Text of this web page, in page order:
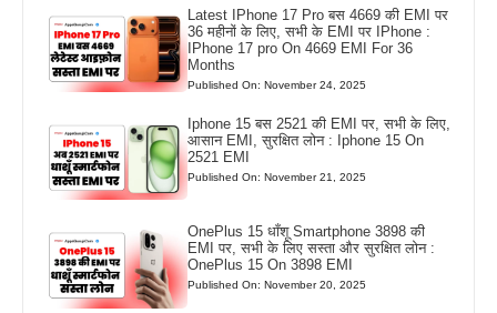
Latest IPhone 17 Pro बस 4669 की EMI पर
36 महीनों के लिए, सभी के EMI पर IPhone :
IPhone 17 pro On 4669 EMI For 36
Months
Published On: November 24, 2025
Iphone 15 बस 2521 की EMI पर, सभी के लिए,
आसान EMI, सुरक्षित लोन : Iphone 15 On
2521 EMI
Published On: November 21, 2025
OnePlus 15 धाँशू Smartphone 3898 की
EMI पर, सभी के लिए सस्ता और सुरक्षित लोन :
OnePlus 15 On 3898 EMI
Published On: November 20, 2025